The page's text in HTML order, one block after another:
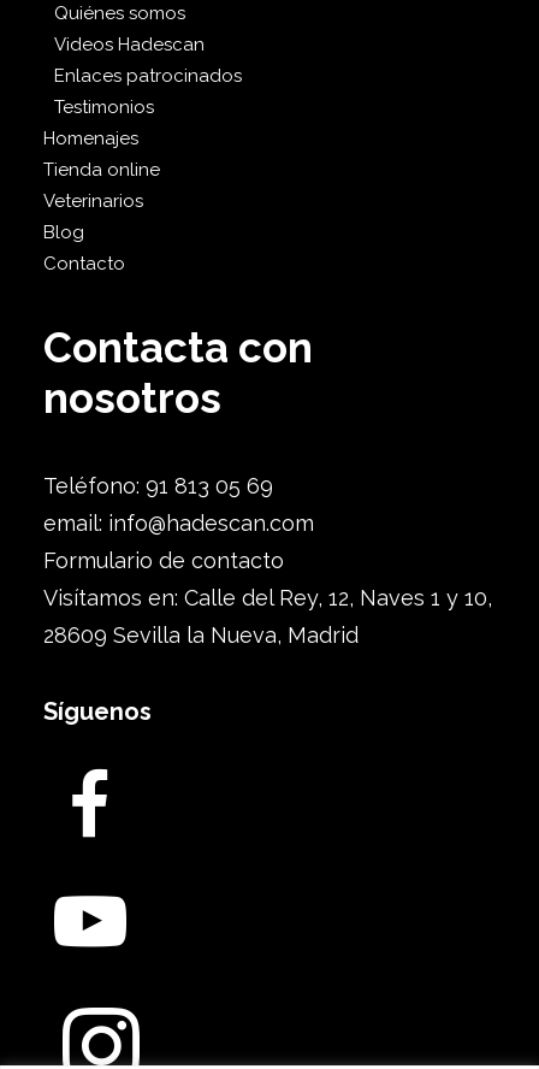
Quiénes somos
Videos Hadescan
Enlaces patrocinados
Testimonios
Homenajes
Tienda online
Veterinarios
Blog
Contacto
Contacta con
nosotros
Teléfono: 91 813 05 69
email: info@hadescan.com
Formulario de contacto
Visítamos en: Calle del Rey, 12, Naves 1 y 10,
28609 Sevilla la Nueva, Madrid
Síguenos